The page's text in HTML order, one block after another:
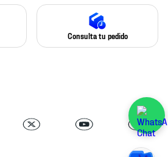
Consulta tu pedido